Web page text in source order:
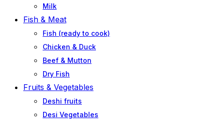
Milk
Fish & Meat
Fish (ready to cook)
Chicken & Duck
Beef & Mutton
Dry Fish
Fruits & Vegetables
Deshi fruits
Desi Vegetables